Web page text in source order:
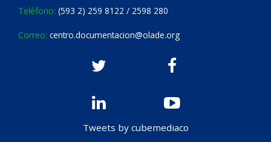
Teléfono: (593 2) 259 8122 / 2598 280
Correo: centro.documentacion@olade.org
Tweets by cubemediaco